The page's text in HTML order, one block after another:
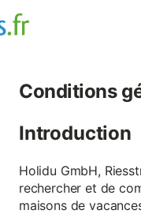
Conditions
Introduction
Holidu GmbH,
rechercher et de
maisons de